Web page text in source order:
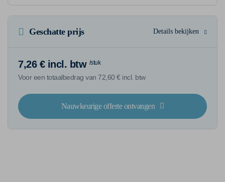
Geschatte prijs Details bekijken
7,26 € incl. btw /stuk
Voor een totaalbedrag van 72,60 € incl. btw
Nauwkeurige offerte ontvangen